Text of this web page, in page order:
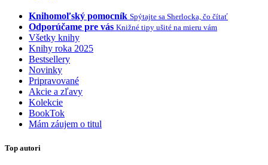
Knihomoľský pomocník Spýtajte sa Sherlocka, čo čítať
Odporúčame pre vás Knižné tipy ušité na mieru vám
Všetky knihy
Knihy roka 2025
Bestsellery
Novinky
Pripravované
Akcie a zľavy
Kolekcie
BookTok
Mám záujem o titul
Top autori